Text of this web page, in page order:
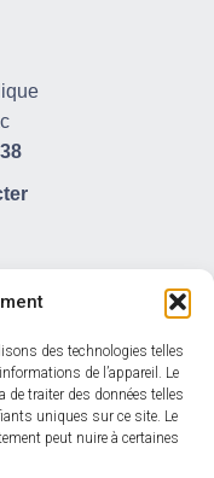
des technologies telles
de l’appareil. Le
traiter des données telles
uniques sur ce site. Le
peut nuire à certaines
: